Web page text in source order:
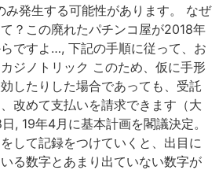
発生する可能性があります。 なぜ
？この廃れたパチンコ屋が2018年
ですよ…, 下記の手順に従って、お
ジノトリック このため、仮に手形
したりした場合であっても、受託
改めて支払いを請求できます（大
, 19年4月に基本計画を閣議決定。
して記録をつけていくと、出目に
る数字とあまり出ていない数字が